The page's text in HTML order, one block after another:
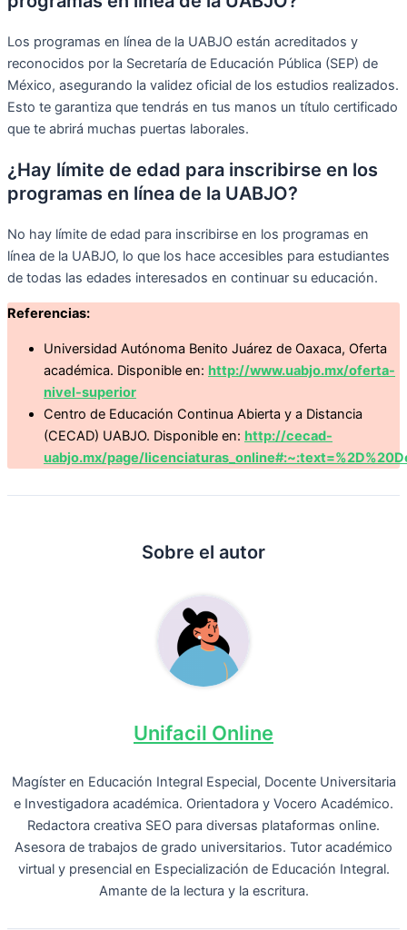
Los programas en línea de la UABJO están acreditados y
reconocidos por la Secretaría de Educación Pública (SEP) de
México, asegurando la validez oficial de los estudios realizados.
Esto te garantiza que tendrás en tus manos un título certificado
que te abrirá muchas puertas laborales.
¿Hay límite de edad para inscribirse en los
programas en línea de la UABJO?
No hay límite de edad para inscribirse en los programas en
línea de la UABJO, lo que los hace accesibles para estudiantes
de todas las edades interesados en continuar su educación.
Referencias:
Universidad Autónoma Benito Juárez de Oaxaca, Oferta
académica. Disponible en: http://www.uabjo.mx/oferta-
nivel-superior
Centro de Educación Continua Abierta y a Distancia
(CECAD) UABJO. Disponible en: http://cecad-
uabjo.mx/page/
Sobre el autor
Unifacil Online
Magíster en Educación Integral Especial, Docente Universitaria
e Investigadora académica. Orientadora y Vocero Académico.
Redactora creativa SEO para diversas plataformas online.
Asesora de trabajos de grado universitarios. Tutor académico
virtual y presencial en Especialización de Educación Integral.
Amante de la lectura y la escritura.